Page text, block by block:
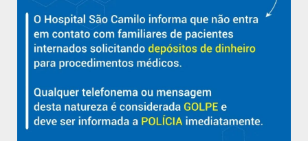
Aracruz e região.
Sobre